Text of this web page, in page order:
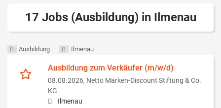
17 Jobs (Ausbildung) in Ilmenau
Ausbildung Ilmenau
Ausbildung zum Verkäufer (m/w/d)
08.08.2026, Netto Marken-Discount Stiftung & Co.
KG
Ilmenau